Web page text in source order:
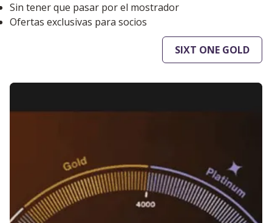
Sin tener que pasar por el mostrador
Ofertas exclusivas para socios
SIXT ONE GOLD